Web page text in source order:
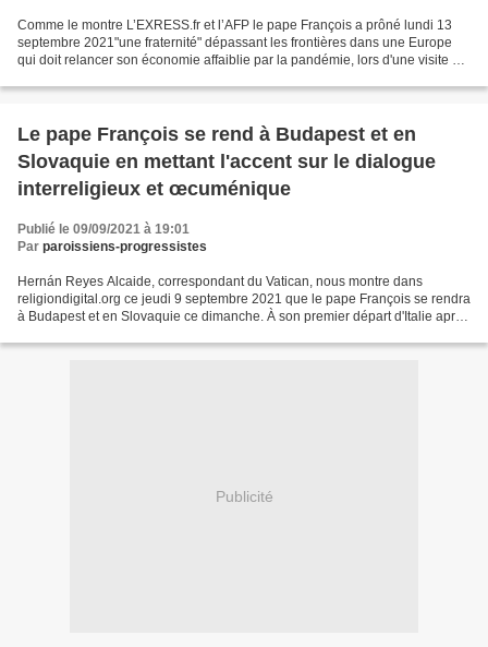
Comme le montre L’EXRESS.fr et l’AFP le pape François a prôné lundi 13
septembre 2021"une fraternité" dépassant les frontières dans une Europe
qui doit relancer son économie affaiblie par la pandémie, lors d'une visite en
Le pape François se rend à Budapest et en
Slovaquie en mettant l'accent sur le dialogue
interreligieux et œcuménique
Publié le 09/09/2021 à 19:01
Par paroissiens-progressistes
Hernán Reyes Alcaide, correspondant du Vatican, nous montre dans
religiondigital.org ce jeudi 9 septembre 2021 que le pape François se rendra
à Budapest et en Slovaquie ce dimanche. À son premier départ d'Italie après
Publicité